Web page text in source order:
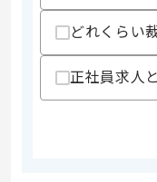
どれくらい
正社員求人